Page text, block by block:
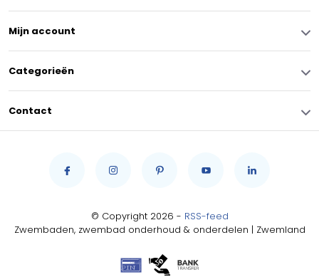
Mijn account
Categorieën
Contact
© Copyright 2026 - RSS-feed
Zwembaden, zwembad onderhoud & onderdelen | Zwemland